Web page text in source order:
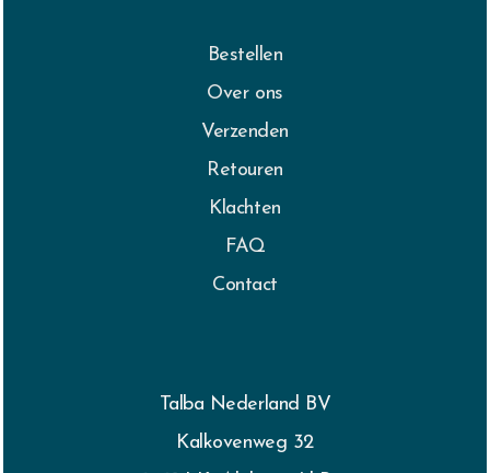
Bestellen
Over ons
Verzenden
Retouren
Klachten
FAQ
Contact
Talba Nederland BV
Kalkovenweg 32